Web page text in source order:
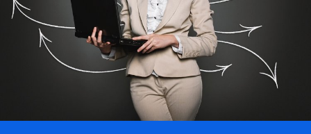
Politique
Business
World